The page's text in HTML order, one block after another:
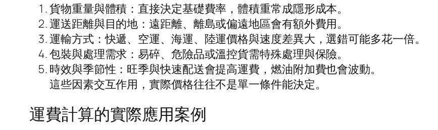
貨物重量與體積：直接決定基礎費率，體積重常成隱形成本。
運送距離與目的地：遠距離、離島或偏遠地區會有額外費用。
運輸方式：快遞、空運、海運、陸運價格與速度差異大，選錯可能多花一倍。
包裝與處理需求：易碎、危險品或溫控貨需特殊處理與保險。
時效與季節性：旺季與快速配送會提高運費，燃油附加費也會波動。
這些因素交互作用，實際價格往往不是單一條件能決定。
運費計算的實際應用案例